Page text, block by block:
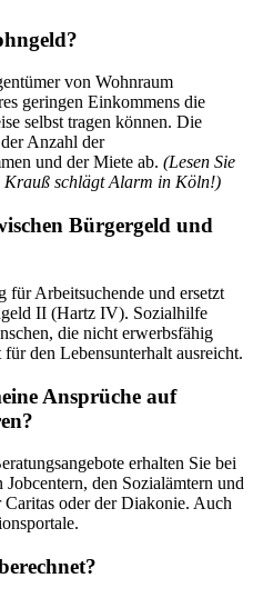
von Wohnraum
geringen Einkommens die
selbst tragen können. Die
Anzahl der
und der Miete ab. (Lesen Sie
Krauß schlägt Alarm in Köln!)
Bürgergeld und
für Arbeitsuchende und ersetzt
II (Hartz IV). Sozialhilfe
die nicht erwerbsfähig
den Lebensunterhalt ausreicht.
Ansprüche auf
erhalten Sie bei
den Sozialämtern und
oder der Diakonie. Auch